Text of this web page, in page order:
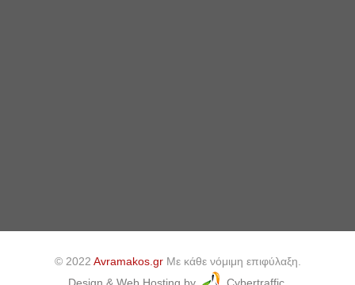
© 2022 Avramakos.grΜε κάθε νόμιμη επιφύλαξη.